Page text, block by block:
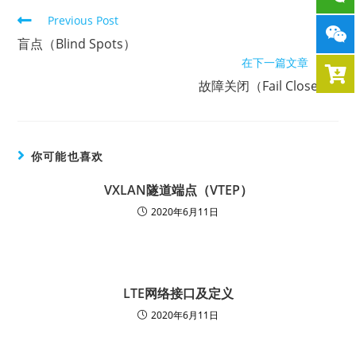
Previous Post
盲点（Blind Spots）
在下一篇文章
故障关闭（Fail Closed）
你可能也喜欢
VXLAN隧道端点（VTEP）
2020年6月11日
LTE网络接口及定义
2020年6月11日